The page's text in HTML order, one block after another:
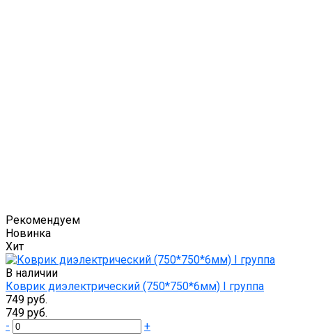
Рекомендуем
Новинка
Хит
В наличии
Коврик диэлектрический (750*750*6мм) I группа
749 руб.
749 руб.
-
+